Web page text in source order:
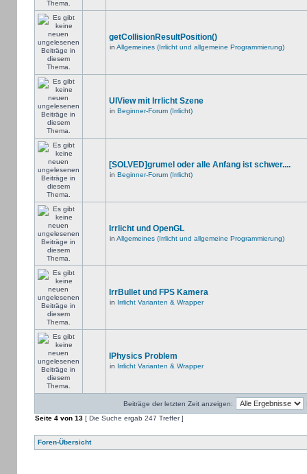
getCollisionResultPosition()
in Allgemeines (Irrlicht und allgemeine Programmierung)
UIView mit Irrlicht Szene
in Beginner-Forum (Irrlicht)
[SOLVED]grumel oder alle Anfang ist schwer....
in Beginner-Forum (Irrlicht)
Irrlicht und OpenGL
in Allgemeines (Irrlicht und allgemeine Programmierung)
IrrBullet und FPS Kamera
in Irrlicht Varianten & Wrapper
IPhysics Problem
in Irrlicht Varianten & Wrapper
Beiträge der letzten Zeit anzeigen:
Seite 4von 13[ Die Suche ergab 247 Treffer ]
Foren-Übersicht